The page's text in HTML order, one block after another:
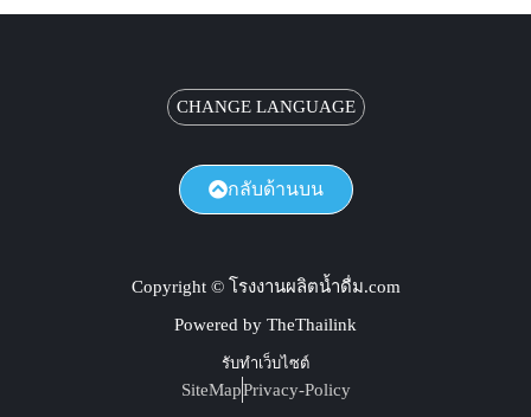
Copyright © โรงงานผลิตน้ำดื่ม.com
Powered by TheThailink
รับทำเว็บไซต์
SiteMapPrivacy-Policy
CHANGE LANGUAGE
กลับด้านบน